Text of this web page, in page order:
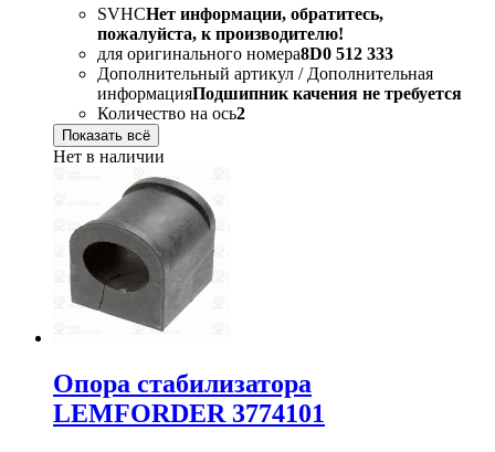
SVHCНет информации, обратитесь,
пожалуйста, к производителю!
для оригинального номера8D0 512 333
Дополнительный артикул / Дополнительная
информацияПодшипник качения не требуется
Количество на ось2
Показать всё
Нет в наличии
Опора стабилизатора
LEMFORDER 3774101